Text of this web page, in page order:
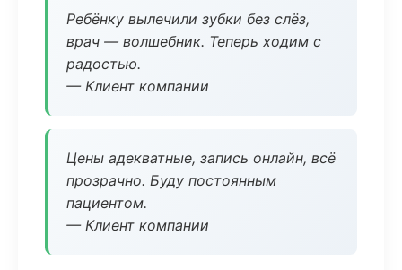
Ребёнку вылечили зубки без слёз,
врач — волшебник. Теперь ходим с
радостью.
— Клиент компании
Цены адекватные, запись онлайн, всё
прозрачно. Буду постоянным
пациентом.
— Клиент компании